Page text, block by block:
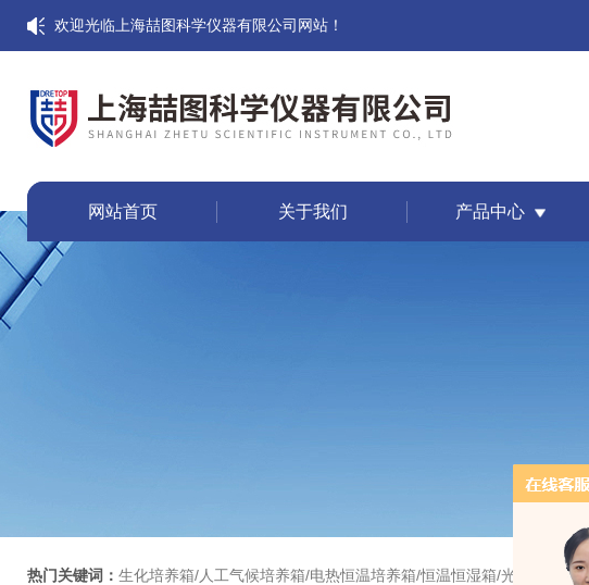
欢迎光临上海喆图科学仪器有限公司网站！
网站首页 关于我们 产品中心
热门关键词： 生化培养箱/人工气候培养箱/电热恒温培养箱/恒温恒湿箱/光照培养箱/二氧化碳培养箱等/恒温干燥箱/真空干燥